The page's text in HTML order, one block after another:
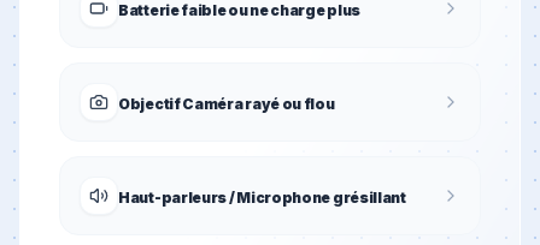
Batterie faible ou ne charge plus
Objectif Caméra rayé ou flou
Haut-parleurs / Microphone grésillant